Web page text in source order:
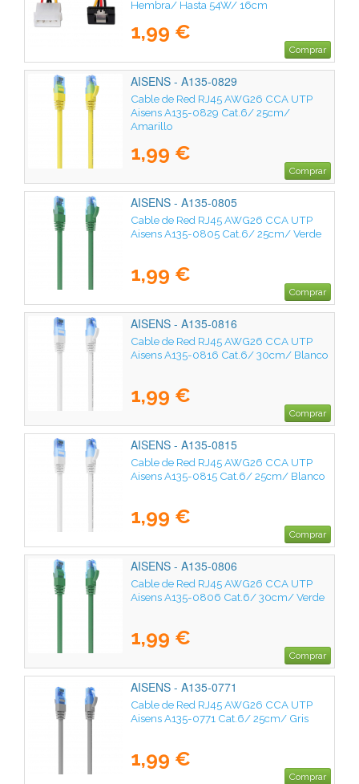
Hembra/ Hasta 54W/ 16cm
1,99 €
Comprar
AISENS - A135-0829
Cable de Red RJ45 AWG26 CCA UTP
Aisens A135-0829 Cat.6/ 25cm/
Amarillo
1,99 €
Comprar
AISENS - A135-0805
Cable de Red RJ45 AWG26 CCA UTP
Aisens A135-0805 Cat.6/ 25cm/ Verde
1,99 €
Comprar
AISENS - A135-0816
Cable de Red RJ45 AWG26 CCA UTP
Aisens A135-0816 Cat.6/ 30cm/ Blanco
1,99 €
Comprar
AISENS - A135-0815
Cable de Red RJ45 AWG26 CCA UTP
Aisens A135-0815 Cat.6/ 25cm/ Blanco
1,99 €
Comprar
AISENS - A135-0806
Cable de Red RJ45 AWG26 CCA UTP
Aisens A135-0806 Cat.6/ 30cm/ Verde
1,99 €
Comprar
AISENS - A135-0771
Cable de Red RJ45 AWG26 CCA UTP
Aisens A135-0771 Cat.6/ 25cm/ Gris
1,99 €
Comprar